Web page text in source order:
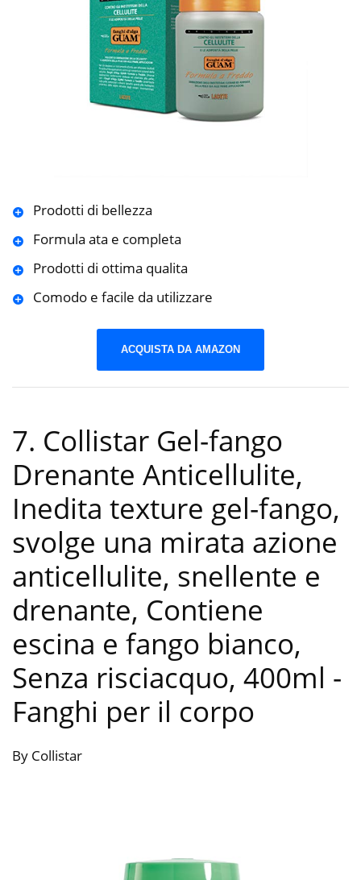
Prodotti di bellezza
Formula ata e completa
Prodotti di ottima qualita
Comodo e facile da utilizzare
ACQUISTA DA AMAZON
7. Collistar Gel-fango
Drenante Anticellulite,
Inedita texture gel-fango,
svolge una mirata azione
anticellulite, snellente e
drenante, Contiene
escina e fango bianco,
Senza risciacquo, 400ml -
Fanghi per il corpo
By Collistar